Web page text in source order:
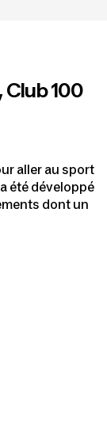
Club 100
aller au sport
été développé
dont un